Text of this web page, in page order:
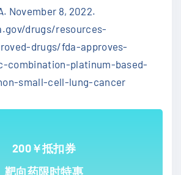
November 8, 2022.
drugs/resources-
drugs/fda-approves-
combination-platinum-based-
small-cell-lung-cancer
200￥抵扣券
靶向药限时特惠